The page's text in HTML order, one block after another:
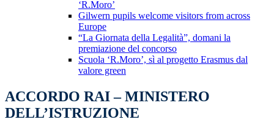
‘R.Moro’
Gilwern pupils welcome visitors from across
Europe
“La Giornata della Legalità”, domani la
premiazione del concorso
Scuola ‘R.Moro’, sì al progetto Erasmus dal
valore green
ACCORDO RAI – MINISTERO
DELL’ISTRUZIONE